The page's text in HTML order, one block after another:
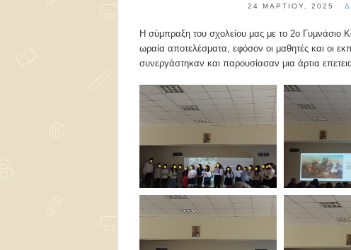
24 ΜΑΡΤΊΟΥ, 2025
Η σύμπραξη του σχολείου μας με το 2ο Γυμνάσιο
ωραία αποτελέσματα, εφόσον οι μαθητές και οι
συνεργάστηκαν και παρουσίασαν μια άρτια